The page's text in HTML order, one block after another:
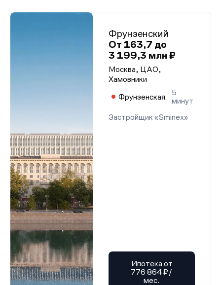
Фрунзенский
От 163,7 до
3 199,3 млн ₽
Москва, ЦАО,
Хамовники
Фрунзенская
5
минут
Застройщик «Sminex»
Ипотека от
776 864 ₽/
мес.